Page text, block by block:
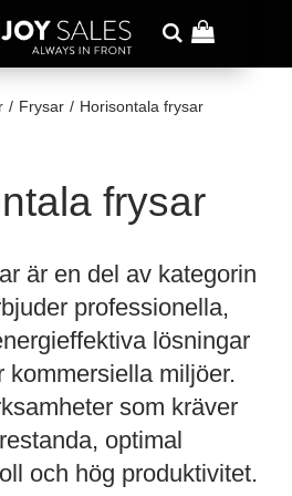
/ Frysar / Horisontala frysar
frysar
är en del av kategorin
professionella,
lösningar
kommersiella miljöer.
som kräver
optimal
och hög produktivitet.